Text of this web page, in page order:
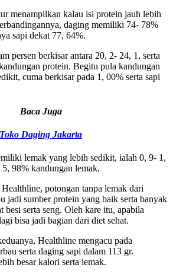
menampilkan kalau isi protein jauh lebih
daging memiliki 74- 78%
sapi dekat 77, 64%.
persen berkisar antara 20, 2- 24, 1, serta
protein. Begitu pula kandungan
cuma berkisar pada 1, 00% serta sapi
Baca Juga
Toko Daging Jakarta
lemak yang lebih sedikit, ialah 0, 9- 1,
98% kandungan lemak.
potongan tanpa lemak dari
jadi sumber protein yang baik serta banyak
besi serta seng. Oleh kare itu, apabila
bisa jadi bagian dari diet sehat.
Healthline mengacu pada
serta daging sapi dalam 113 gr.
besar kalori serta lemak.